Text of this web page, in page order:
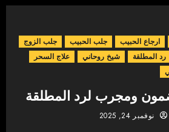
ارجاع الحبيب جلب الحبيب
جلب الزوج
رد المطلقة شيخ روحاني
علاج السحر
ومجرب لرد المطلقة
نوفمبر 24, 2025